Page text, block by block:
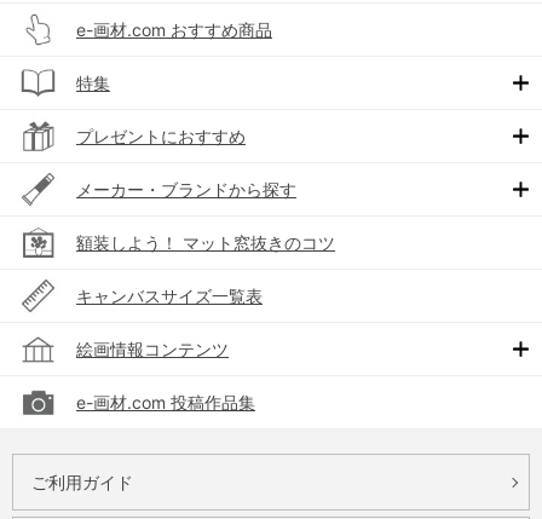
e-画材.com おすすめ商品
特集
プレゼントにおすすめ
メーカー・ブランドから探す
額装しよう！ マット窓抜きのコツ
キャンバスサイズ一覧表
絵画情報コンテンツ
e-画材.com 投稿作品集
ご利用ガイド